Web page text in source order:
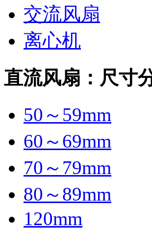
交流风扇
离心机
直流风扇：尺寸
50～59mm
60～69mm
70～79mm
80～89mm
120mm